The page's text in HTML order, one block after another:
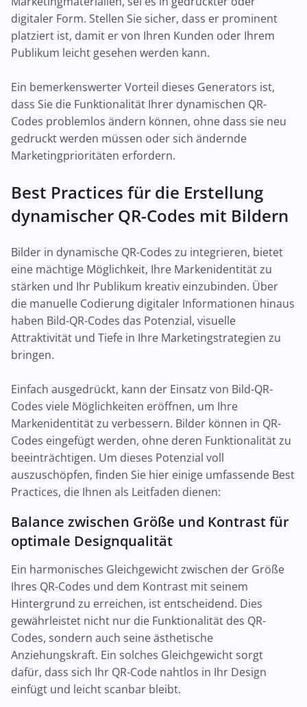
digitaler Form. Stellen Sie sicher, dass er prominent
platziert ist, damit er von Ihren Kunden oder Ihrem
Publikum leicht gesehen werden kann.
Ein bemerkenswerter Vorteil dieses Generators ist,
dass Sie die Funktionalität Ihrer dynamischen QR-
Codes problemlos ändern können, ohne dass sie neu
gedruckt werden müssen oder sich ändernde
Marketingprioritäten erfordern.
Best Practices für die Erstellung
dynamischer QR-Codes mit Bildern
Bilder in dynamische QR-Codes zu integrieren, bietet
eine mächtige Möglichkeit, Ihre Markenidentität zu
stärken und Ihr Publikum kreativ einzubinden. Über
die manuelle Codierung digitaler Informationen hinaus
haben Bild-QR-Codes das Potenzial, visuelle
Attraktivität und Tiefe in Ihre Marketingstrategien zu
bringen.
Einfach ausgedrückt, kann der Einsatz von Bild-QR-
Codes viele Möglichkeiten eröffnen, um Ihre
Markenidentität zu verbessern. Bilder können in QR-
Codes eingefügt werden, ohne deren Funktionalität zu
beeinträchtigen. Um dieses Potenzial voll
auszuschöpfen, finden Sie hier einige umfassende Best
Practices, die Ihnen als Leitfaden dienen:
Balance zwischen Größe und Kontrast für
optimale Designqualität
Ein harmonisches Gleichgewicht zwischen der Größe
Ihres QR-Codes und dem Kontrast mit seinem
Hintergrund zu erreichen, ist entscheidend. Dies
gewährleistet nicht nur die Funktionalität des QR-
Codes, sondern auch seine ästhetische
Anziehungskraft. Ein solches Gleichgewicht sorgt
dafür, dass sich Ihr QR-Code nahtlos in Ihr Design
einfügt und leicht scanbar bleibt.